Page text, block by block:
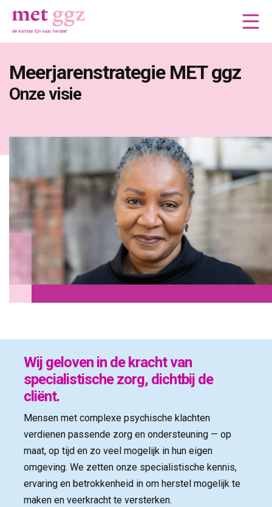
Meerjarenstrategie MET ggz
Onze visie
Wij geloven in de kracht van
specialistische zorg, dichtbij de
cliënt.
Mensen met complexe psychische klachten
verdienen passende zorg en ondersteuning — op
maat, op tijd en zo veel mogelijk in hun eigen
omgeving. We zetten onze specialistische kennis,
ervaring en betrokkenheid in om herstel mogelijk te
maken en veerkracht te versterken.